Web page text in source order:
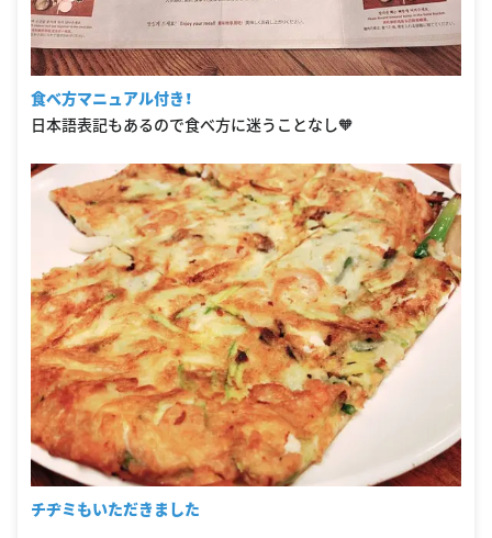
食べ方マニュアル付き！
日本語表記もあるので食べ方に迷うことなし🧡
チヂミもいただきました